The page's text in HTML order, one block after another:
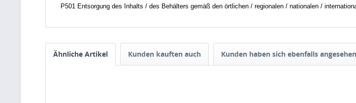
P501 Entsorgung des Inhalts / des Behälters gemäß den örtlichen / regionalen / nationalen /
Ähnliche Artikel Kunden kauften auch Kunden haben sich ebenfalls angesehen